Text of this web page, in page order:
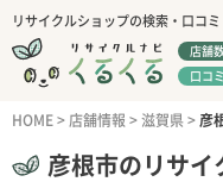
リサイクルショップの検索・口コ
店舗
口コミ
HOME>店舗情報 >滋賀県>彦
彦根市のリサ